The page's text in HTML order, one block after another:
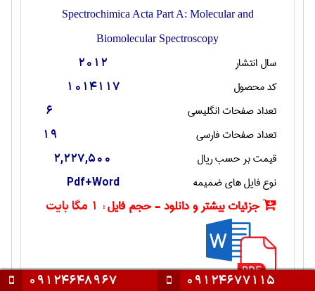
Spectrochimica Acta Part A: Molecular and
Biomolecular Spectroscopy
سال انتشار 2012
کد محصول 1014117
تعداد صفحات انگليسی 6
تعداد صفحات فارسی 19
قیمت بر حسب ریال 2,227,500
نوع فایل های ضمیمه Pdf+Word
جزئیات بیشتر و دانلود - حجم فایل : 1 مگا بایت
09124677115
09124648967